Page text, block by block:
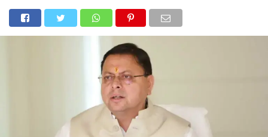
उधम सिंह नगर
पौड़ी गढ़वाल बागेश्वर